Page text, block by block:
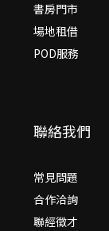
書房門市
場地租借
POD服務
聯絡我們
常見問題
合作洽詢
聯經徵才